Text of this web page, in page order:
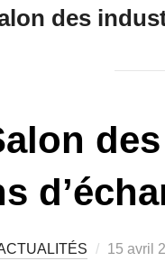
des
15 avril